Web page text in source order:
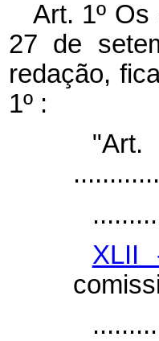
Art. 1º
27 de
redação,
1º :
XLII